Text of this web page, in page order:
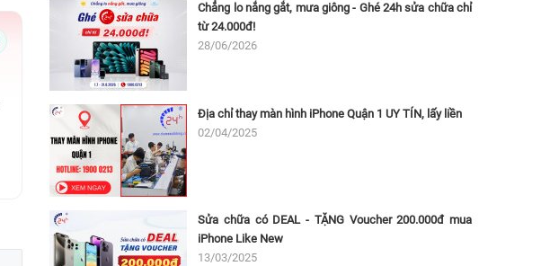
Chẳng lo nắng gắt, mưa giông - Ghé 24h sửa chữa chỉ
từ 24.000đ!
28/06/2026
Địa chỉ thay màn hình iPhone Quận 1 UY TÍN, lấy liền
02/04/2025
Sửa chữa có DEAL - TẶNG Voucher 200.000đ mua
iPhone Like New
13/03/2025